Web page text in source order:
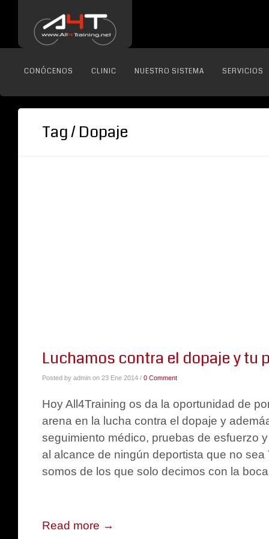
CONÓCENOS CLINIC NUESTRO SISTEMA SERVICIOS
Tag / Dopaje
Luchamos contra el dopaje y tu
Posted by admin on 23 Ene 2014 / 0 Comment
Hoy All4Training os da la oportunidad de
arena en la lucha contra el dopaje y
seguimiento médico, pruebas de esfuerzo
al alcance de ningún deportista que no
somos de los que solo decimos con la
Read more →